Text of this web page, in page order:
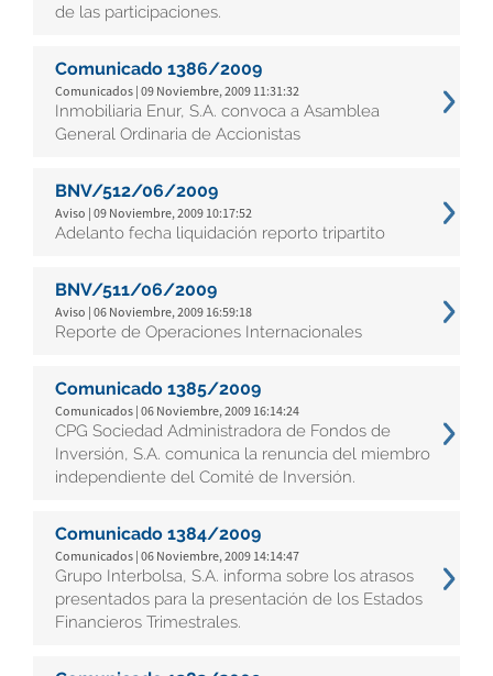
de las participaciones.
Comunicado 1386/2009
Comunicados | 09 Noviembre, 2009 11:31:32
Inmobiliaria Enur, S.A. convoca a Asamblea
General Ordinaria de Accionistas
BNV/512/06/2009
Aviso | 09 Noviembre, 2009 10:17:52
Adelanto fecha liquidación reporto tripartito
BNV/511/06/2009
Aviso | 06 Noviembre, 2009 16:59:18
Reporte de Operaciones Internacionales
Comunicado 1385/2009
Comunicados | 06 Noviembre, 2009 16:14:24
CPG Sociedad Administradora de Fondos de
Inversión, S.A. comunica la renuncia del miembro
independiente del Comité de Inversión.
Comunicado 1384/2009
Comunicados | 06 Noviembre, 2009 14:14:47
Grupo Interbolsa, S.A. informa sobre los atrasos
presentados para la presentación de los Estados
Financieros Trimestrales.